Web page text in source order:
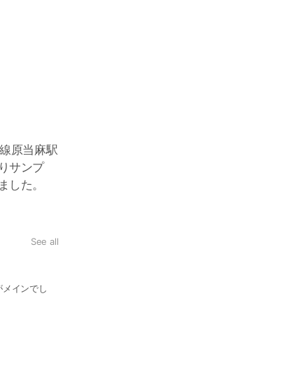
原当麻駅
サンプ
た。
See all
インでし